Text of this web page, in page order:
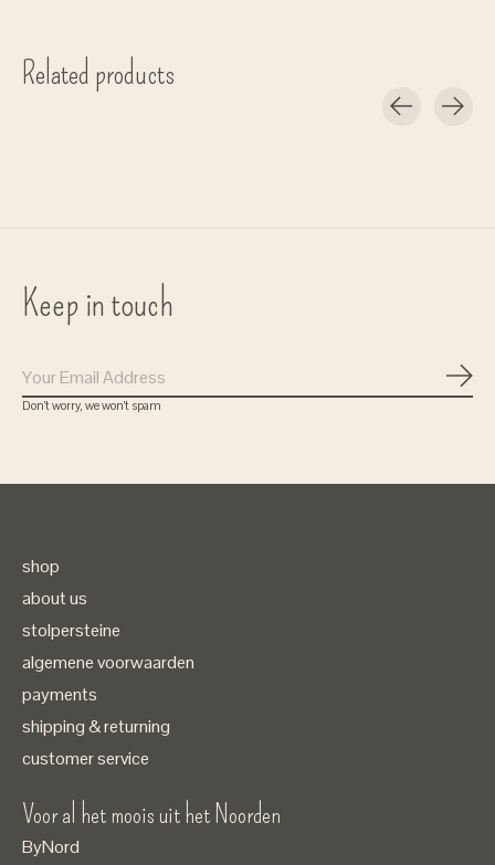
Related products
Keep in touch
Don’t worry, we won’t spam
shop
about us
stolpersteine
algemene voorwaarden
payments
shipping & returning
customer service
Voor al het moois uit het Noorden
ByNord